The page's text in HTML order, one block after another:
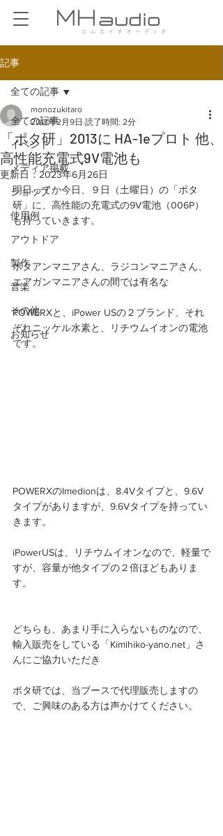
記事
全ての記事
イベント
メディア掲載
ショップ
使用例
アウトドア
製作
音楽
その他
お知らせ
全ての記事
「ポタ研」2013に HA-1eプロト 他、
高性能充電式9V電池も
monozukitaro
2013年2月9日 読了時間: 2分
更新日： 2023年6月26日
明日ってか今日、９日（土曜日）の「ポタ
研」に、高性能の充電式の9V電池（006P）
も持っていきます。
ポタアンマニアさん、ラジコンマニアさん、
エアガンマニアさんの間では有名な
POWERXと、iPower USの２ブランド、それ
ぞれニッケル水素と、リチウムイオンの電池
です。
POWERXのImedionは、8.4Vタイプと、9.6V
タイプがありますが、9.6Vタイプを持ってい
きます。
iPowerUSは、リチウムイオンなので、軽量で
すが、容量が他タイプの２倍ほどもありま
す。
どちらも、あまり手に入らないものなので、
輸入販売をしている「Kimihiko-yano.net」さ
んにご協力いただき
ポタ研では、当ブースで代理販売しますの
で、ご興味のある方は声かけてください。